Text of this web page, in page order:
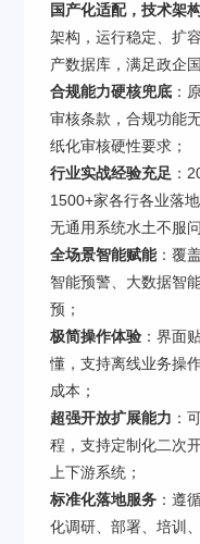
国产化适配，技术架
架构，运行稳定、扩
产数据库，满足政企
合规能力硬核兜底 ：
审核条款，合规功能
纸化审核硬性要求；
行业实战经验充足 ：
1500+家各行各业落
无通用系统水土不服问
全场景智能赋能：覆
智能预警、大数据智
预；
极简操作体验 ：界面
懂，支持离线业务操
成本；
超强开放扩展能力 ：
程，支持定制化二次
上下游系统；
标准化落地服务 ：遵
化调研、部署、培训